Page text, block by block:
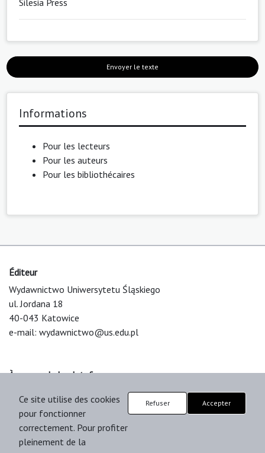
Silesia Press
Envoyer le texte
Informations
Pour les lecteurs
Pour les auteurs
Pour les bibliothécaires
Éditeur
Wydawnictwo Uniwersytetu Śląskiego
ul. Jordana 18
40-043 Katowice
e-mail: wydawnictwo@us.edu.pl
À propos de la plateforme
© 2025 Uniwersytet Śląski w Katowicach
Support & Customization by LIBCOM
Platform & Workflow by OJS/PKP
Ce site utilise des cookies
pour fonctionner
correctement. Pour profiter
pleinement de la
Refuser Accepter